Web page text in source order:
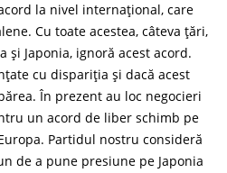
la nivel internațional, care
Cu toate acestea, câteva țări,
și Japonia, ignoră acest acord.
cu dispariția și dacă acest
În prezent au loc negocieri
un acord de liber schimb pe
Partidul nostru consideră
de a pune presiune pe Japonia